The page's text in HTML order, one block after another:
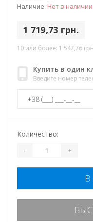
Наличие: Нет в наличии
1 719,73 грн.
10 или более: 1 547,76
Купить в один
Введите номер
Количество:
- +